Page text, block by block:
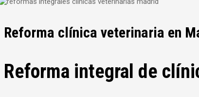
Reforma clínica veterinaria en
Reforma integral de